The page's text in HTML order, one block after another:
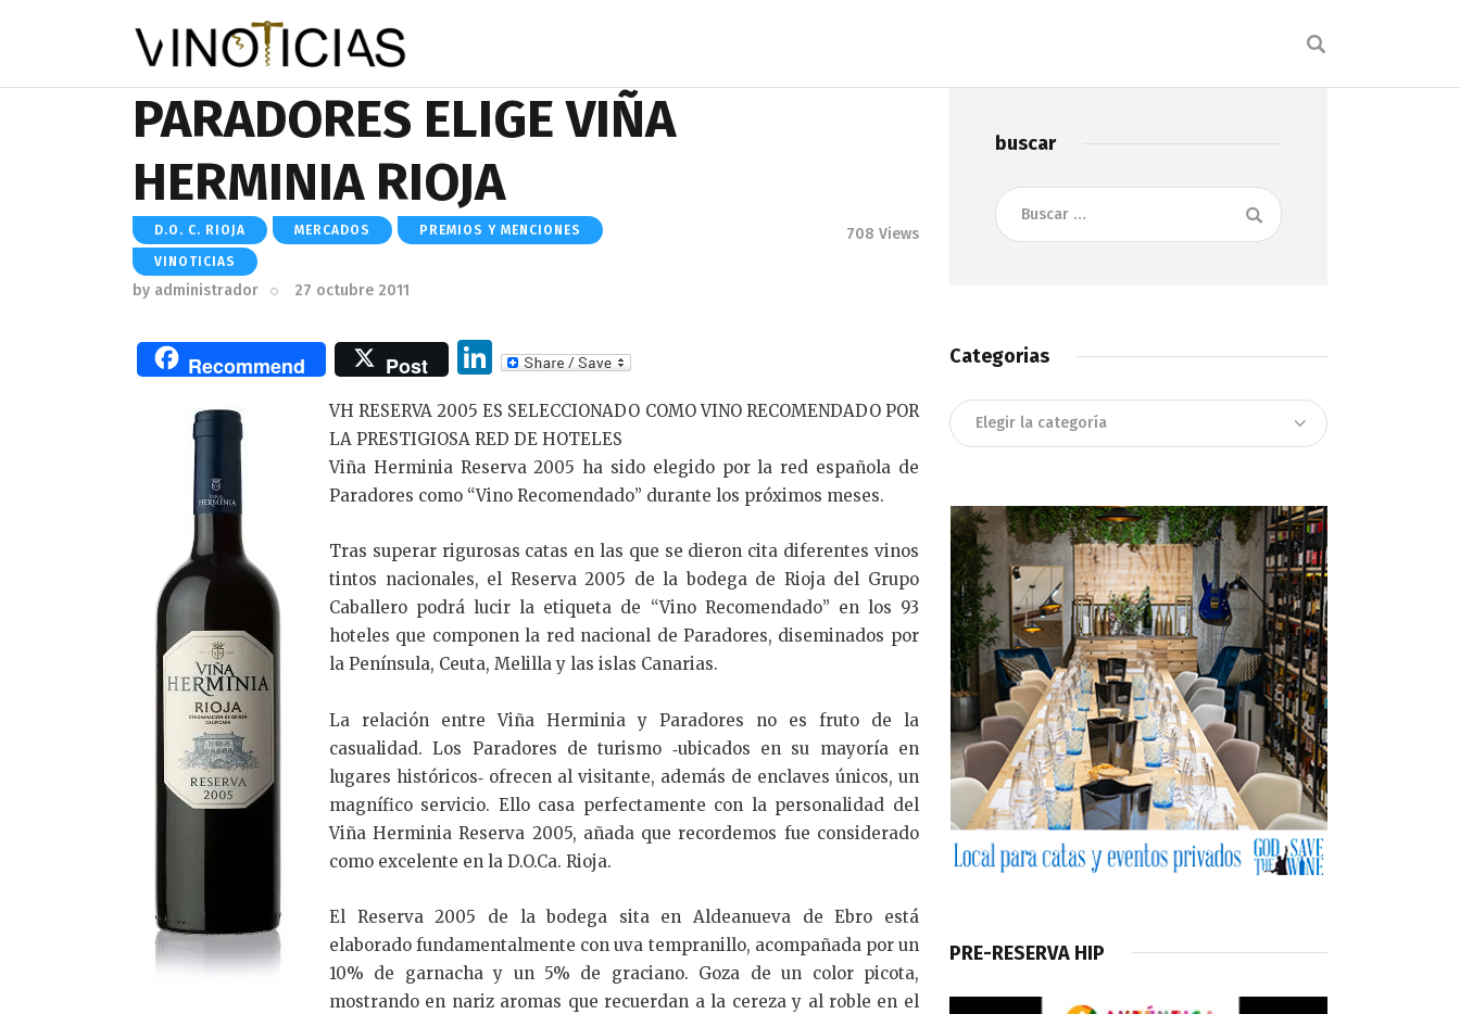
PARADORES ELIGE VIÑA
HERMINIA RIOJA
D.O. C. RIOJA MERCADOS PREMIOS Y MENCIONES
VINOTICIAS
by administrador 27 octubre 2011
708 Views
Recommend Post
Li
k
e
dI
VH RESERVA 2005 ES SELECCIONADO COMO VINO RECOMENDADO POR
LA PRESTIGIOSA RED DE HOTELES
Viña Herminia Reserva 2005 ha sido elegido por la red española de
Paradores como “Vino Recomendado” durante los próximos meses.
Tras superar rigurosas catas en las que se dieron cita diferentes vinos
tintos nacionales, el Reserva 2005 de la bodega de Rioja del Grupo
Caballero podrá lucir la etiqueta de “Vino Recomendado” en los 93
hoteles que componen la red nacional de Paradores, diseminados por
la Península, Ceuta, Melilla y las islas Canarias.
La relación entre Viña Herminia y Paradores no es fruto de la
casualidad. Los Paradores de turismo ‐ubicados en su mayoría en
lugares históricos‐ ofrecen al visitante, además de enclaves únicos, un
magnífico servicio. Ello casa perfectamente con la personalidad del
Viña Herminia Reserva 2005, añada que recordemos fue considerado
como excelente en la D.O.Ca. Rioja.
El Reserva 2005 de la bodega sita en Aldeanueva de Ebro está
elaborado fundamentalmente con uva tempranillo, acompañada por un
10% de garnacha y un 5% de graciano. Goza de un color picota,
mostrando en nariz aromas que recuerdan a la cereza y al roble en el
buscar
Buscar:
Categorias
Categorias
PRE-RESERVA HIP